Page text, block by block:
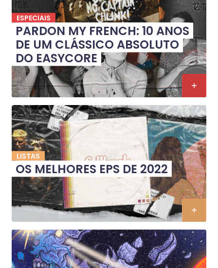
ESPECIAIS
PARDON MY FRENCH: 10 ANOS
DE UM CLÁSSICO ABSOLUTO
DO EASYCORE
LISTAS
OS MELHORES EPS DE 2022